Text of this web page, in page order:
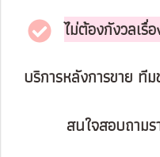
ไม่ต้องกังวลเรื่
บริการหลังการขาย
สนใจสอบถาม